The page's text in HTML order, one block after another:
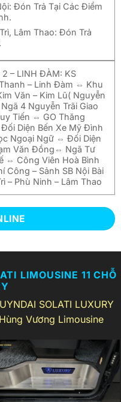
Đón Trả Tại Các Điểm
Lâm Thao: Đón Trả
2 – LINH ĐÀM: KS
– Linh Đàm ⇔ Khu
Văn – Kim Lũ( Nguyễn
4 Nguyễn Trãi Giao
Tiến ⇔ GO Thăng
Diện Bến Xe Mỹ Đình
Ngoại Ngữ ⇔ Đối Diện
Văn Đồng⇔ Ngã Tư
⇔ Công Viên Hoà Bình
Công – Sảnh SB Nội Bài
– Phù Ninh – Lâm Thao
LIMOUSINE 11 CHỖ
SOLATI LUXURY
Vương Limousine